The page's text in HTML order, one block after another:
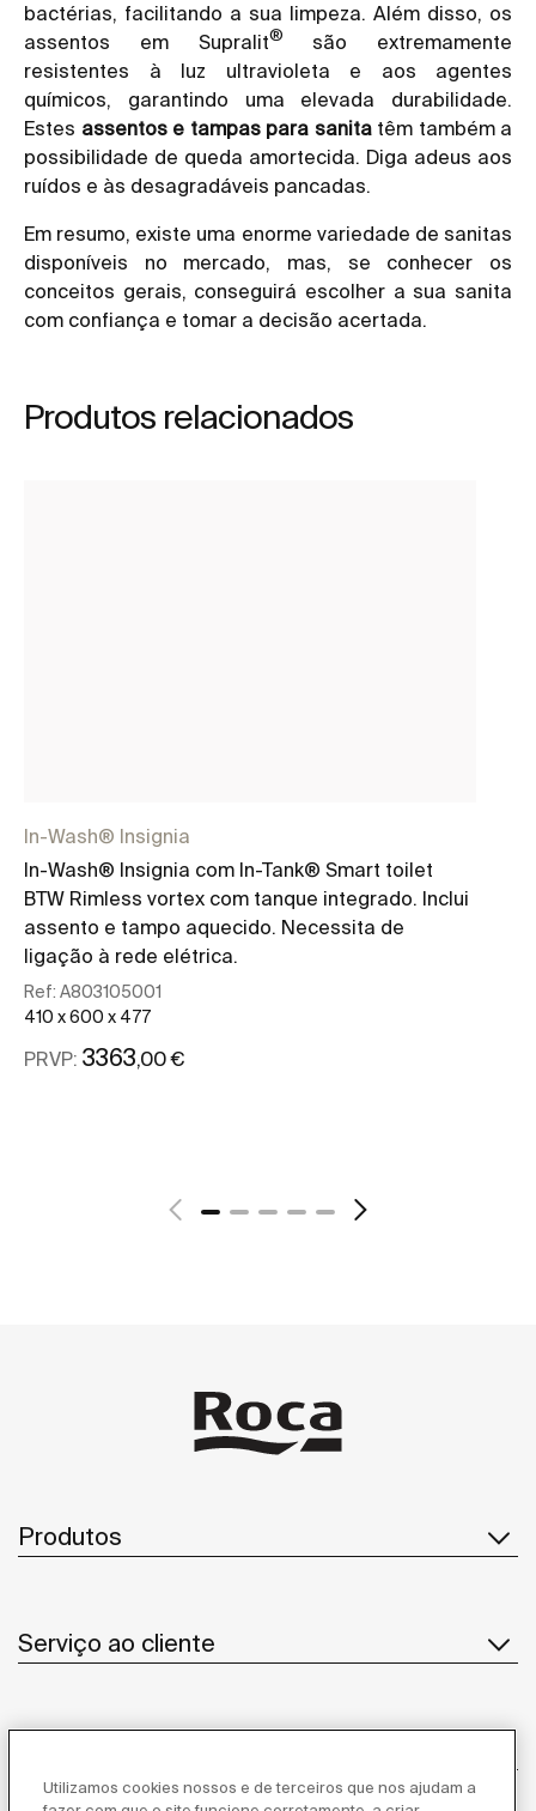
bactérias, facilitando a sua limpeza. Além disso, os
assentos em Supralit®
são extremamente
resistentes à luz ultravioleta e aos agentes
químicos, garantindo uma elevada durabilidade.
Estes assentos e tampas para sanitatêm também a
possibilidade de queda amortecida. Diga adeus aos
ruídos e às desagradáveis pancadas.
Em resumo, existe uma enorme variedade de sanitas
disponíveis no mercado, mas, se conhecer os
conceitos gerais, conseguirá escolher a sua sanita
com confiança e tomar a decisão acertada.
Produtos relacionados
In-Wash® Insignia
In-Wash® Insignia com In-Tank® Smart toilet
BTW Rimless vortex com tanque integrado. Inclui
assento e tampo aquecido. Necessita de
ligação à rede elétrica.
Ref: A803105001
410 x 600 x 477
PRVP: 3363 ,00 €
Produtos
Serviço ao cliente
Utilizamos cookies nossos e de terceiros que nos ajudam a